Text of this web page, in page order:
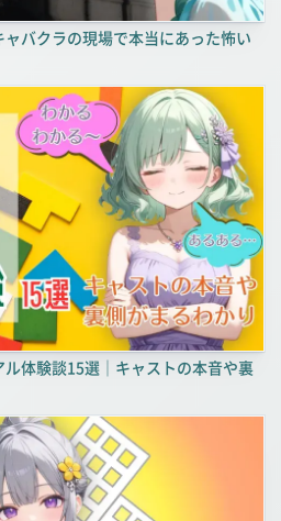
バクラの現場で本当にあった怖い
体験談15選｜キャストの本音や裏